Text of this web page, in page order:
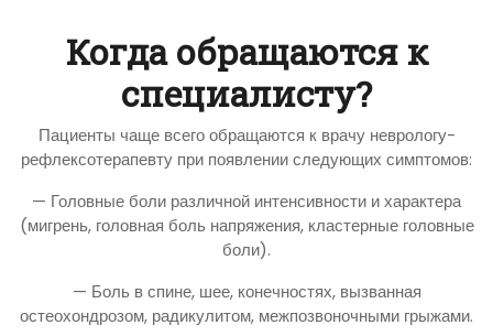
Когда обращаются к
специалисту?
Пациенты чаще всего обращаются к врачу неврологу-
рефлексотерапевту при появлении следующих симптомов:
— Головные боли различной интенсивности и характера
(мигрень, головная боль напряжения, кластерные головные
боли).
— Боль в спине, шее, конечностях, вызванная
остеохондрозом, радикулитом, межпозвоночными грыжами.